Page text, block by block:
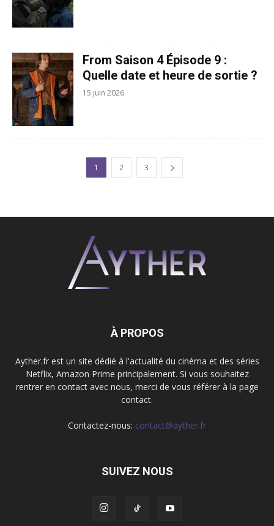
From Saison 4 Épisode 9 :
Quelle date et heure de sortie ?
15 juin 2026
1 2 3
À PROPOS
Ayther.fr est un site dédié à l'actualité du cinéma et des séries
Netflix, Amazon Prime principalement. Si vous souhaitez
rentrer en contact avec nous, merci de vous référer à la page
contact.
Contactez-nous: contact@ayther.fr
SUIVEZ NOUS